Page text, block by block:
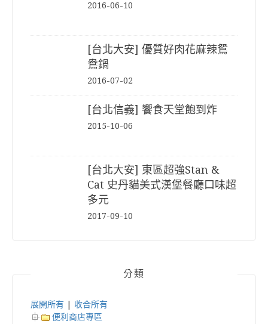
2016-06-10
[台北大安] 優質好肉花麻辣鴛
鴦鍋
2016-07-02
[台北信義] 饗食天堂飽到炸
2015-10-06
[台北大安] 東區超強Stan &
Cat 史丹貓美式漢堡餐廳口味超
多元
2017-09-10
分類
展開所有
收合所有
便利商店專區